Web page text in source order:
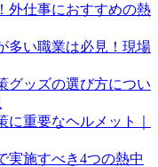
外仕事におすすめの熱
多い職業は必見！現場
グッズの選び方につい
に重要なヘルメット｜
実施すべき4つの熱中